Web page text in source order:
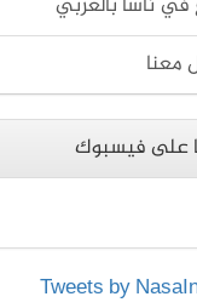
معنا
على فيسبوك
Tweets by